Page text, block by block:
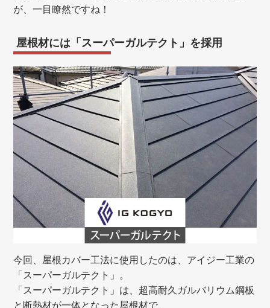
が、一目瞭然ですね！
屋根材には「スーパーガルテクト」を採用
今回、屋根カバー工法に使用したのは、アイジー工業の
「スーパーガルテクト」。
「スーパーガルテクト」は、超高耐久ガルバリウム鋼板
と断熱材が一体となった屋根材で、